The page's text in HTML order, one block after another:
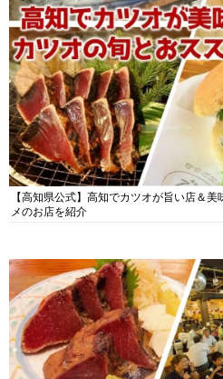
【高知県公式】高知でカツオが旨い店＆
メのお店を紹介